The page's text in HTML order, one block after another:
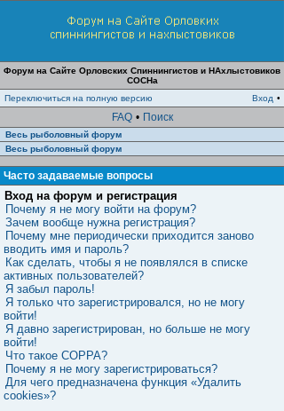
Форум на Сайте Орловских Спиннингистов и НАхлыстовиков
СОСНа
Переключиться на полную версию
Вход •
FAQ • Поиск
Весь рыболовный форум
Весь рыболовный форум
Часто задаваемые вопросы
Вход на форум и регистрация
Почему я не могу войти на форум?
Зачем вообще нужна регистрация?
Почему мне периодически приходится заново
вводить имя и пароль?
Как сделать, чтобы я не появлялся в списке
активных пользователей?
Я забыл пароль!
Я только что зарегистрировался, но не могу
войти!
Я давно зарегистрирован, но больше не могу
войти!
Что такое COPPA?
Почему я не могу зарегистрироваться?
Для чего предназначена функция «Удалить
cookies»?